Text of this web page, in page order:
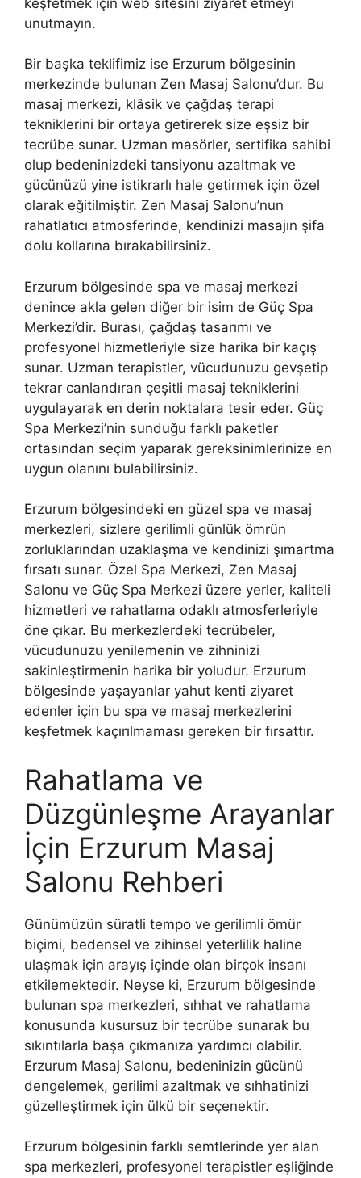
unutmayın.
Bir başka teklifimiz ise Erzurum bölgesinin
merkezinde bulunan Zen Masaj Salonu’dur. Bu
masaj merkezi, klâsik ve çağdaş terapi
tekniklerini bir ortaya getirerek size eşsiz bir
tecrübe sunar. Uzman masörler, sertifika sahibi
olup bedeninizdeki tansiyonu azaltmak ve
gücünüzü yine istikrarlı hale getirmek için özel
olarak eğitilmiştir. Zen Masaj Salonu’nun
rahatlatıcı atmosferinde, kendinizi masajın şifa
dolu kollarına bırakabilirsiniz.
Erzurum bölgesinde spa ve masaj merkezi
denince akla gelen diğer bir isim de Güç Spa
Merkezi’dir. Burası, çağdaş tasarımı ve
profesyonel hizmetleriyle size harika bir kaçış
sunar. Uzman terapistler, vücudunuzu gevşetip
tekrar canlandıran çeşitli masaj tekniklerini
uygulayarak en derin noktalara tesir eder. Güç
Spa Merkezi’nin sunduğu farklı paketler
ortasından seçim yaparak gereksinimlerinize en
uygun olanını bulabilirsiniz.
Erzurum bölgesindeki en güzel spa ve masaj
merkezleri, sizlere gerilimli günlük ömrün
zorluklarından uzaklaşma ve kendinizi şımartma
fırsatı sunar. Özel Spa Merkezi, Zen Masaj
Salonu ve Güç Spa Merkezi üzere yerler, kaliteli
hizmetleri ve rahatlama odaklı atmosferleriyle
öne çıkar. Bu merkezlerdeki tecrübeler,
vücudunuzu yenilemenin ve zihninizi
sakinleştirmenin harika bir yoludur. Erzurum
bölgesinde yaşayanlar yahut kenti ziyaret
edenler için bu spa ve masaj merkezlerini
keşfetmek kaçırılmaması gereken bir fırsattır.
Rahatlama ve
Düzgünleşme Arayanlar
İçin Erzurum Masaj
Salonu Rehberi
Günümüzün süratli tempo ve gerilimli ömür
biçimi, bedensel ve zihinsel yeterlilik haline
ulaşmak için arayış içinde olan birçok insanı
etkilemektedir. Neyse ki, Erzurum bölgesinde
bulunan spa merkezleri, sıhhat ve rahatlama
konusunda kusursuz bir tecrübe sunarak bu
sıkıntılarla başa çıkmanıza yardımcı olabilir.
Erzurum Masaj Salonu, bedeninizin gücünü
dengelemek, gerilimi azaltmak ve sıhhatinizi
güzelleştirmek için ülkü bir seçenektir.
Erzurum bölgesinin farklı semtlerinde yer alan
spa merkezleri, profesyonel terapistler eşliğinde